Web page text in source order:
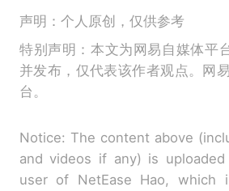
声明：个人原创，仅供参考
特别声明：本文为网易自媒体平
并发布，仅代表该作者观点。网
台。
Notice: The content above
and videos if any) is
user of NetEase Hao, which